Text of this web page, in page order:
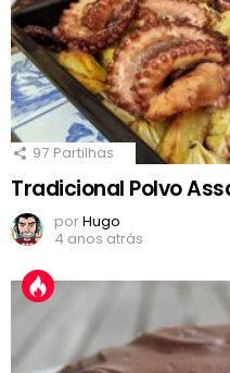
97 Partilhas
Tradicional Polvo
porHugo
4 anos atrás